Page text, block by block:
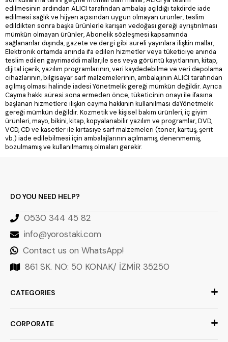
edilmesinin ardından ALICI tarafından ambalajı açıldığı takdirde iade
edilmesi sağlık ve hijyen açısından uygun olmayan ürünler, teslim
edildikten sonra başka ürünlerle karışan vedoğası gereği ayrıştırılması
mümkün olmayan ürünler, Abonelik sözleşmesi kapsamında
sağlananlar dışında, gazete ve dergi gibi süreli yayınlara ilişkin mallar,
Elektronik ortamda anında ifa edilen hizmetler veya tüketiciye anında
teslim edilen gayrimaddi mallar,ile ses veya görüntü kayıtlarının, kitap,
dijital içerik, yazılım programlarının, veri kaydedebilme ve veri depolama
cihazlarının, bilgisayar sarf malzemelerinin, ambalajının ALICI tarafından
açılmış olması halinde iadesi Yönetmelik gereği mümkün değildir. Ayrıca
Cayma hakkı süresi sona ermeden önce, tüketicinin onayı ile ifasına
başlanan hizmetlere ilişkin cayma hakkının kullanılması daYönetmelik
gereği mümkün değildir. Kozmetik ve kişisel bakım ürünleri, iç giyim
ürünleri, mayo, bikini, kitap, kopyalanabilir yazılım ve programlar, DVD,
VCD, CD ve kasetler ile kırtasiye sarf malzemeleri (toner, kartuş, şerit
vb.) iade edilebilmesi için ambalajlarının açılmamış, denenmemiş,
bozulmamış ve kullanılmamış olmaları gerekir.
DO YOU NEED HELP?
0530 344 45 82
info@yorostaki.com
Contact us on WhatsApp!
861 SK. NO: 50 KONAK/ İZMİR 35250
CATEGORIES
CORPORATE